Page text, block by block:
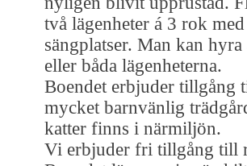
två lägenheter á 3 rok
sängplatser. Man kan hyra
eller båda lägenheterna.
Boendet erbjuder tillgång
mycket barnvänlig
katter finns i närmiljön.
Vi erbjuder fri tillgång till